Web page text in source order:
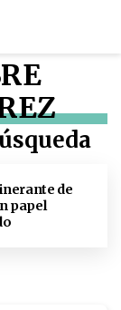
de
papel